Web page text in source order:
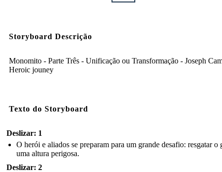
Storyboard Descrição
Monomito - Parte Três - Unificação ou Transformação - Joseph
Heroic jouney
Texto do Storyboard
Deslizar: 1
O herói e aliados se preparam para um grande desafio: resgatar o
uma altura perigosa.
Deslizar: 2